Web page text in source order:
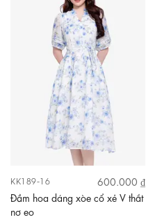
KK189-16
600.000 ₫
Đầm hoa dáng xòe cổ xẻ V thắt
nơ eo